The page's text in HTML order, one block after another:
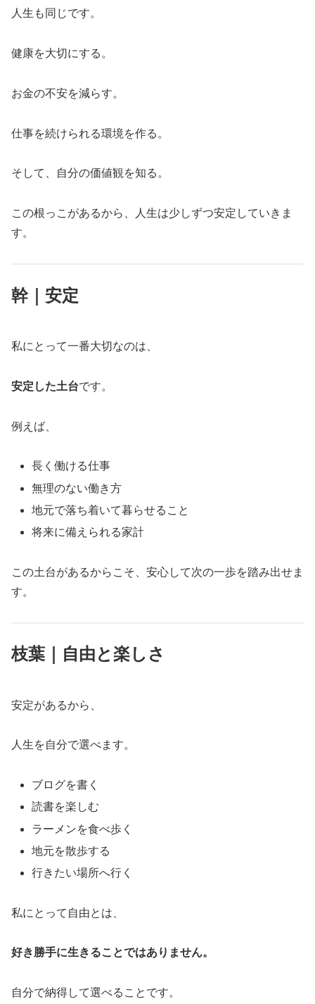
人生も同じです。
健康を大切にする。
お金の不安を減らす。
仕事を続けられる環境を作る。
そして、自分の価値観を知る。
この根っこがあるから、人生は少しずつ安定していきま
す。
幹｜安定
私にとって一番大切なのは、
安定した土台です。
例えば、
長く働ける仕事
無理のない働き方
地元で落ち着いて暮らせること
将来に備えられる家計
この土台があるからこそ、安心して次の一歩を踏み出せま
す。
枝葉｜自由と楽しさ
安定があるから、
人生を自分で選べます。
ブログを書く
読書を楽しむ
ラーメンを食べ歩く
地元を散歩する
行きたい場所へ行く
私にとって自由とは、
好き勝手に生きることではありません。
自分で納得して選べることです。